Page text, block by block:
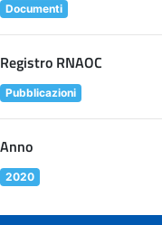
Documenti
Registro RNAOC
Pubblicazioni
Anno
2020